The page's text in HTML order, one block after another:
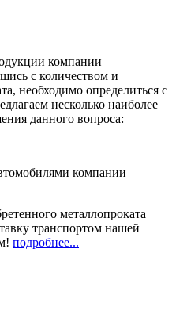
компании
с количеством и
необходимо определиться с
несколько наиболее
данного вопроса:
компании
металлопроката
транспортом нашей
подробнее...